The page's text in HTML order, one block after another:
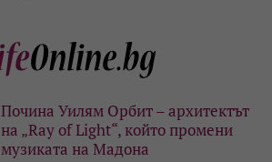
Почина Уилям Орбит – архитектът
на „Ray of Light“, който промени
музиката на Мадона